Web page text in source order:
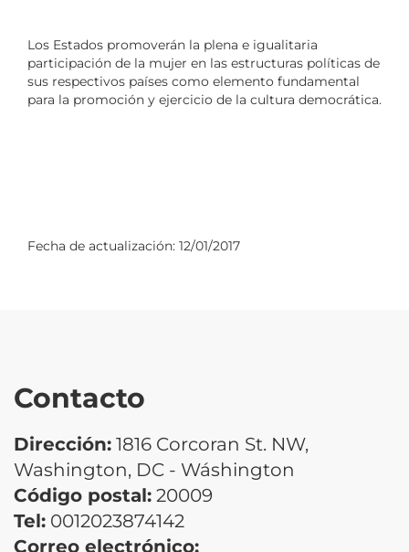
Los Estados promoverán la plena e igualitaria
participación de la mujer en las estructuras políticas de
sus respectivos países como elemento fundamental
para la promoción y ejercicio de la cultura democrática.
Fecha de actualización: 12/01/2017
Contacto
Dirección: 1816 Corcoran St. NW,
Washington, DC - Wáshington
Código postal: 20009
Tel: 0012023874142
Correo electrónico: